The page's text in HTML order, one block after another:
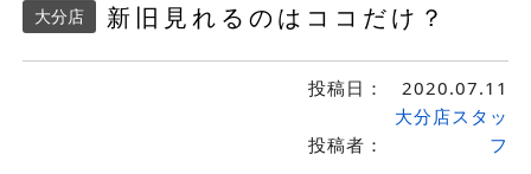
大分店 新旧見れるのはココだけ？
投稿日： 2020.07.11
投稿者：
大分店スタッ
フ